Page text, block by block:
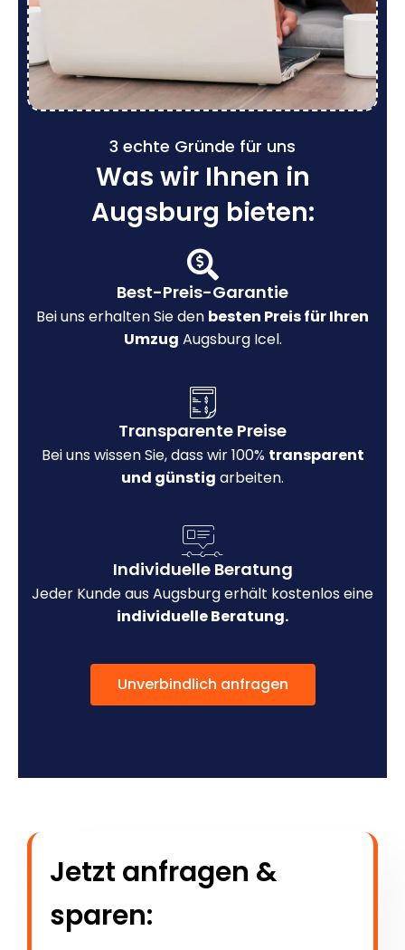
3 echte Gründe für uns
Was wir Ihnen in
Augsburg bieten:
Best-Preis-Garantie
Bei uns erhalten Sie den besten Preis für Ihren
Umzug Augsburg Icel.
Transparente Preise
Bei uns wissen Sie, dass wir 100% transparent
und günstig arbeiten.
Individuelle Beratung
Jeder Kunde aus Augsburg erhält kostenlos eine
individuelle Beratung.
Unverbindlich anfragen
Jetzt anfragen &
sparen: